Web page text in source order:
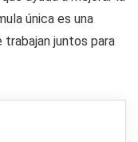
única es una
juntos para